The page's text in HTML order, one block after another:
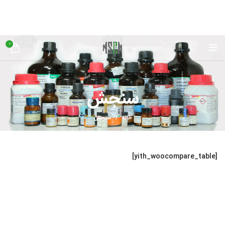
0
سنجش
خانه سنجش
[yith_woocompare_table]